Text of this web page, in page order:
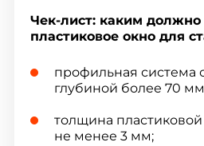
Чек-лист: каким
пластиковое окно для
профильная система
глубиной более 70
толщина
не менее 3 мм;